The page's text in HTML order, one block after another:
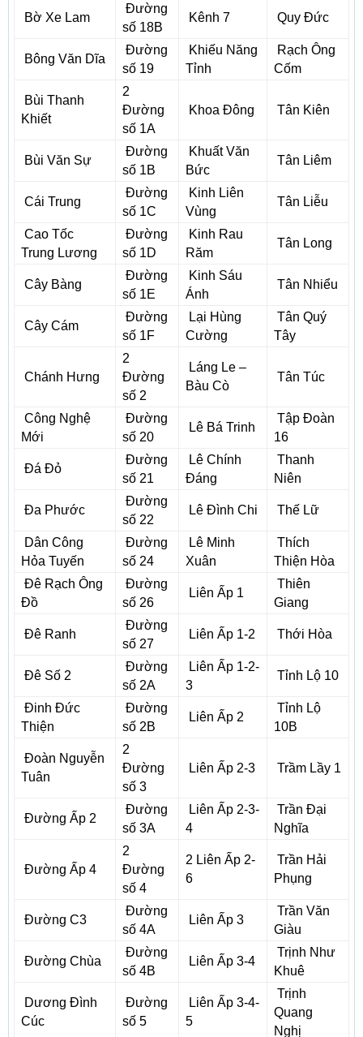
Bờ Xe Lam
Đường
số 18B
Kênh 7 Quy Đức
Bông Văn Dĩa
Đường
số 19
Khiếu Năng
Tỉnh
Rạch Ông
Cốm
Bùi Thanh
Khiết
2
Đường
số 1A
Khoa Đông Tân Kiên
Bùi Văn Sự
Đường
số 1B
Khuất Văn
Bức
Tân Liêm
Cái Trung
Đường
số 1C
Kinh Liên
Vùng
Tân Liễu
Cao Tốc
Trung Lương
Đường
số 1D
Kinh Rau
Răm
Tân Long
Cây Bàng
Đường
số 1E
Kinh Sáu
Ánh
Tân Nhiểu
Cây Cám
Đường
số 1F
Lại Hùng
Cường
Tân Quý
Tây
Chánh Hưng
2
Đường
số 2
Láng Le –
Bàu Cò
Tân Túc
Công Nghệ
Mới
Đường
số 20
Lê Bá Trinh
Tập Đoàn
16
Đá Đỏ
Đường
số 21
Lê Chính
Đáng
Thanh
Niên
Đa Phước
Đường
số 22
Lê Đình Chi Thế Lữ
Dân Công
Hỏa Tuyến
Đường
số 24
Lê Minh
Xuân
Thích
Thiện Hòa
Đê Rạch Ông
Đồ
Đường
số 26
Liên Ấp 1
Thiên
Giang
Đê Ranh
Đường
số 27
Liên Ấp 1-2 Thới Hòa
Đê Số 2
Đường
số 2A
Liên Ấp 1-2-
3
Tỉnh Lộ 10
Đinh Đức
Thiện
Đường
số 2B
Liên Ấp 2
Tỉnh Lộ
10B
Đoàn Nguyễn
Tuân
2
Đường
số 3
Liên Ấp 2-3 Trầm Lầy 1
Đường Ấp 2
Đường
số 3A
Liên Ấp 2-3-
4
Trần Đại
Nghĩa
Đường Ấp 4
2
Đường
số 4
2 Liên Ấp 2-
6
Trần Hải
Phụng
Đường C3
Đường
số 4A
Liên Ấp 3
Trần Văn
Giàu
Đường Chùa
Đường
số 4B
Liên Ấp 3-4
Trịnh Như
Khuê
Dương Đình
Cúc
Đường
số 5
Liên Ấp 3-4-
5
Trịnh
Quang
Nghị